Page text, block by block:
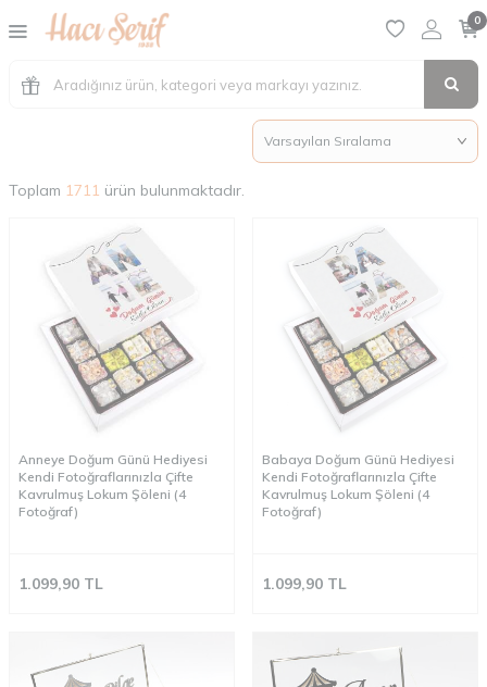
0
Toplam 1711 ürün bulunmaktadır.
Anneye Doğum Günü Hediyesi
Kendi Fotoğraflarınızla Çifte
Kavrulmuş Lokum Şöleni (4
Fotoğraf)
1.099,90 TL
Babaya Doğum Günü Hediyesi
Kendi Fotoğraflarınızla Çifte
Kavrulmuş Lokum Şöleni (4
Fotoğraf)
1.099,90 TL